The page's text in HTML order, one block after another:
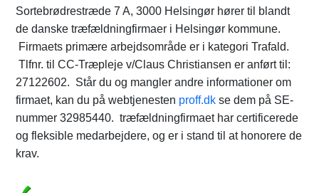
Sortebrødrestræde 7 A, 3000 Helsingør hører til blandt
de danske træfældningfirmaer i Helsingør kommune.
Firmaets primære arbejdsområde er i kategori Trafald.
Tlfnr. til CC-Træpleje v/Claus Christiansen er anført til:
27122602. Står du og mangler andre informationer om
firmaet, kan du på webtjenesten proff.dk se dem på SE-
nummer 32985440. træfældningfirmaet har certificerede
og fleksible medarbejdere, og er i stand til at honorere de
krav.